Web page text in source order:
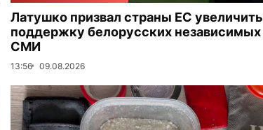
Латушко призвал страны ЕС увеличить
поддержку белорусских независимых
СМИ
13:56 09.08.2026